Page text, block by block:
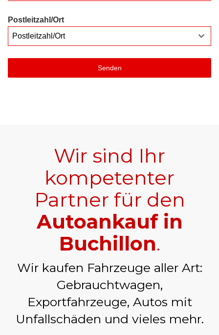
Postleitzahl/Ort
Postleitzahl/Ort
Senden
Wir sind Ihr
kompetenter
Partner für den
Autoankauf in
Buchillon.
Wir kaufen Fahrzeuge aller Art:
Gebrauchtwagen,
Exportfahrzeuge, Autos mit
Unfallschäden und vieles mehr.